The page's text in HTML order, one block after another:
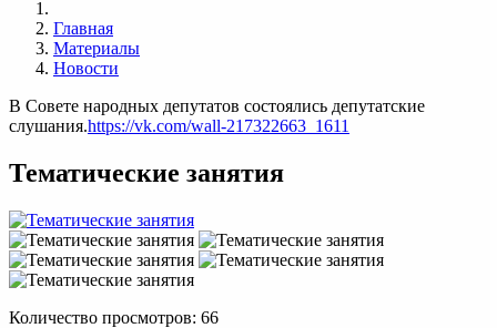
Главная
Материалы
Новости
В Совете народных депутатов состоялись депутатские
слушания.https://vk.com/wall-217322663_1611
Тематические занятия
Количество просмотров: 66